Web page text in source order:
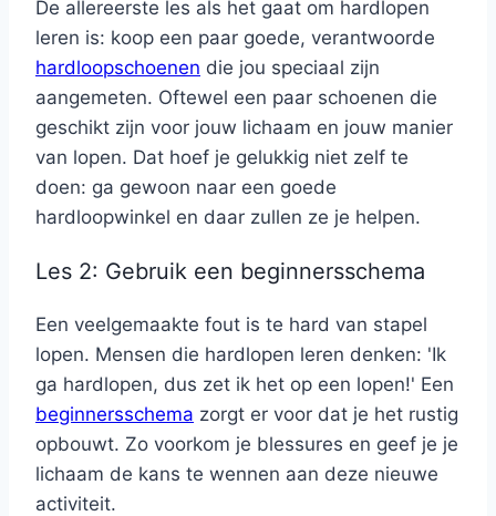
De allereerste les als het gaat om hardlopen
leren is: koop een paar goede, verantwoorde
hardloopschoenen die jou speciaal zijn
aangemeten. Oftewel een paar schoenen die
geschikt zijn voor jouw lichaam en jouw manier
van lopen. Dat hoef je gelukkig niet zelf te
doen: ga gewoon naar een goede
hardloopwinkel en daar zullen ze je helpen.
Les 2: Gebruik een beginnersschema
Een veelgemaakte fout is te hard van stapel
lopen. Mensen die hardlopen leren denken: 'Ik
ga hardlopen, dus zet ik het op een lopen!' Een
beginnersschema zorgt er voor dat je het rustig
opbouwt. Zo voorkom je blessures en geef je je
lichaam de kans te wennen aan deze nieuwe
activiteit.